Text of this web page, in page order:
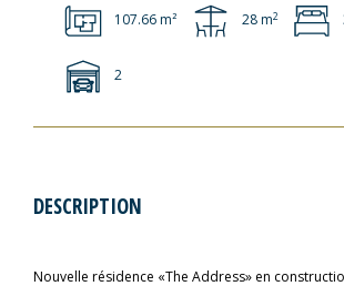
107.66 m² 28 m2
2
DESCRIPTION
Nouvelle résidence «The Address» en